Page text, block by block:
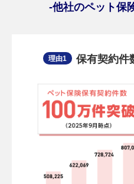
他社のペット保
理由1 保有契約件